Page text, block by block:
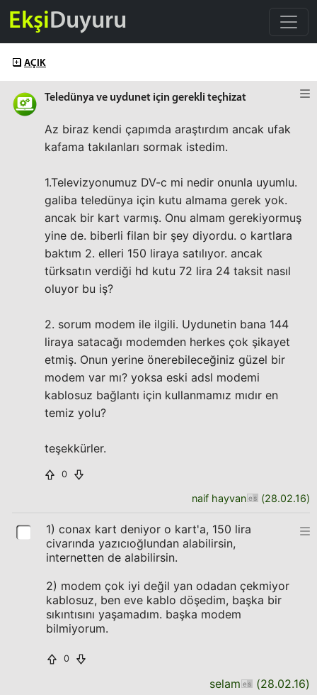
EkşiDuyuru
AÇIK
Teledünya ve uydunet için gerekli teçhizat
Az biraz kendi çapımda araştırdım ancak ufak
kafama takılanları sormak istedim.
1.Televizyonumuz DV-c mi nedir onunla uyumlu.
galiba teledünya için kutu almama gerek yok.
ancak bir kart varmış. Onu almam gerekiyormuş
yine de. biberli filan bir şey diyordu. o kartlara
baktım 2. elleri 150 liraya satılıyor. ancak
türksatın verdiği hd kutu 72 lira 24 taksit nasıl
oluyor bu iş?
2. sorum modem ile ilgili. Uydunetin bana 144
liraya satacağı modemden herkes çok şikayet
etmiş. Onun yerine önerebileceğiniz güzel bir
modem var mı? yoksa eski adsl modemi
kablosuz bağlantı için kullanmamız mıdır en
temiz yolu?
teşekkürler.
0
naif hayvan (28.02.16)
1) conax kart deniyor o kart'a, 150 lira
civarında yazıcıoğlundan alabilirsin,
internetten de alabilirsin.
2) modem çok iyi değil yan odadan çekmiyor
kablosuz, ben eve kablo döşedim, başka bir
sıkıntısını yaşamadım. başka modem
bilmiyorum.
0
selam (28.02.16)